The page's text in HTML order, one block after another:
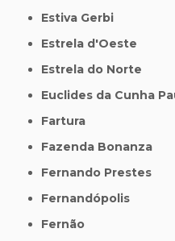
Estiva Gerbi
Estrela d'Oeste
Estrela do Norte
Euclides da Cunha
Fartura
Fazenda Bonanza
Fernando Prestes
Fernandópolis
Fernão